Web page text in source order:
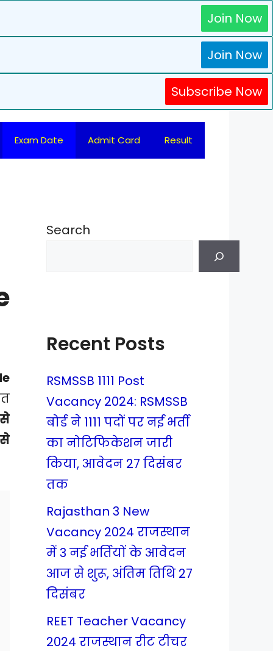
Join Now
Join Now
Subscribe Now
Exam Date Admit Card Result
Search
Recent Posts
RSMSSB 1111 Post
Vacancy 2024: RSMSSB
बोर्ड ने 1111 पदों पर नई भर्ती
का नोटिफिकेशन जारी
किया, आवेदन 27 दिसंबर
तक
Rajasthan 3 New
Vacancy 2024 राजस्थान
में 3 नई भर्तियों के आवेदन
आज से शुरू, अंतिम तिथि 27
दिसंबर
REET Teacher Vacancy
2024 राजस्थान रीट टीचर